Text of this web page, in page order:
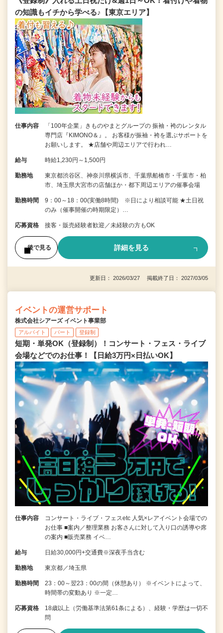
の知識もイチから学べる♪【東京エリア】
仕事内容
「100年企業」きものやまとグループの 振袖・袴のレンタル
専門店『KIMONO＆』。 お客様が振袖・袴を選ぶサポートを
お願いします。 ★店舗や周辺エリアで行われ…
給与 時給1,230円～1,500円
勤務地
東京都渋谷区、神奈川県横浜市、千葉県船橋市・千葉市・柏
市、埼玉県大宮市の店舗ほか・都下周辺エリアの催事会場
勤務時間
9：00～18：00(実働8時間) ※日により相談可能 ★土日祝
のみ（催事開催の時期限定）…
応募資格 接客・販売経験者歓迎／未経験の方もOK
後で見る 詳細を見る
更新日： 2026/03/27 掲載終了日： 2027/03/05
イベントの運営サポート
株式会社シアーズ イベント事業部
アルバイト パート 登録制
短期・単発OK（登録制）！コンサート・フェス・ライブ
会場などでのお仕事！【日給3万円×日払いOK】
仕事内容
コンサート・ライブ・フェスetc 人気×レアイベント会場での
お仕事 ■案内／整理業務 お客さんに対して入り口の誘導や席
の案内 ■販売業務 イベ…
給与 日給30,000円+交通費※深夜手当含む
勤務地 東京都／埼玉県
勤務時間
23：00～翌23：00の間（休憩あり） ※イベントによって、
時間帯の変動あり ※一定…
応募資格
18歳以上（労働基準法第61条による）、経験・学歴は一切不
問